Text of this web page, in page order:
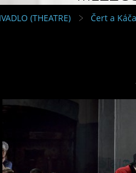
(THEATRE) Čert a